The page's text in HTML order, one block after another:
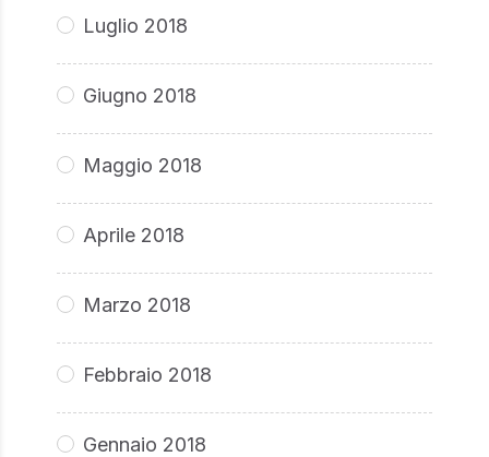
Luglio 2018
Giugno 2018
Maggio 2018
Aprile 2018
Marzo 2018
Febbraio 2018
Gennaio 2018